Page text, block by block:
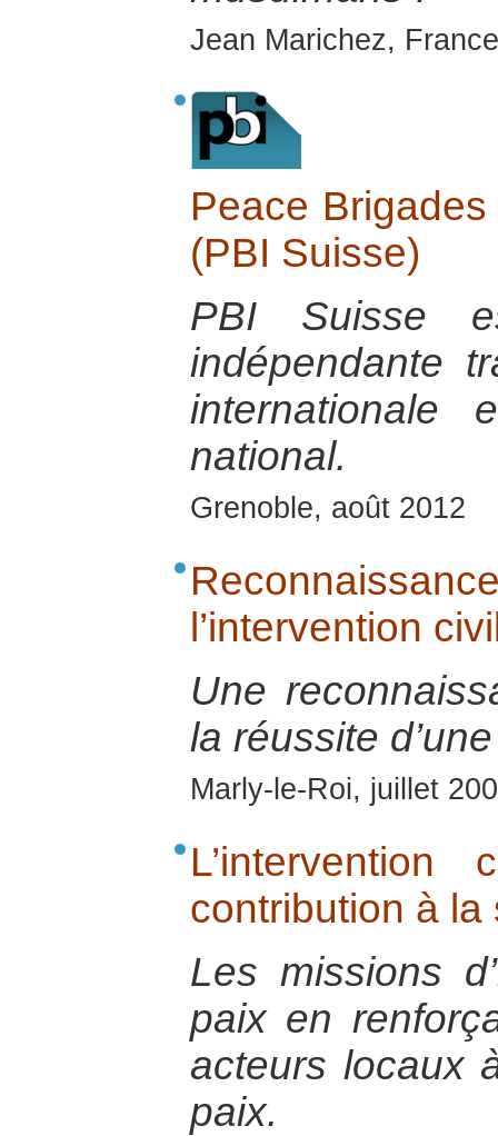
Jean Marichez,
Peace
(PBI Suisse)
PBI Suisse
indépendante
internationale
national.
Grenoble, août 2012
l’intervention
Une
la réussite
Marly-le-Roi, juillet
contribution à
Les missions
paix en
acteurs locaux
paix.